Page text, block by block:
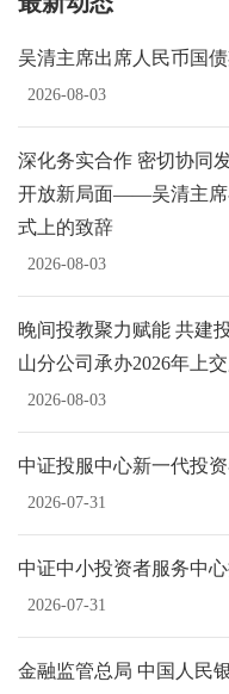
吴清主席出席人民币国
2026-08-03
深化务实合作 密切协同
开放新局面——吴清主席
式上的致辞
2026-08-03
晚间投教聚力赋能 共
山分公司承办2026年上
2026-08-03
中证投服中心新一代投
2026-07-31
中证中小投资者服务中
2026-07-31
金融监管总局 中国人民